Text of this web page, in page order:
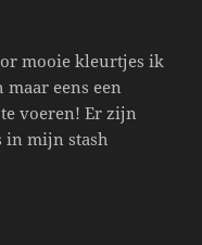
mooie kleurtjes ik
eens een
voeren! Er zijn
in mijn stash